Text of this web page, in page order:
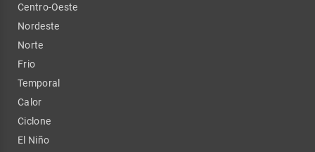
Centro-Oeste
Nordeste
Norte
Frio
Temporal
Calor
Ciclone
El Niño